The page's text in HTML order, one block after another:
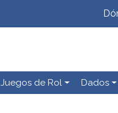
Juegos de Rol Dados